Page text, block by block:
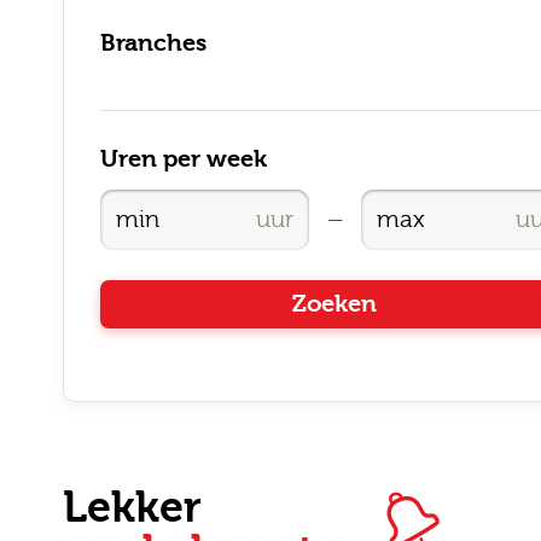
Branches
Uren per week
—
Zoeken
Lekker
Ik